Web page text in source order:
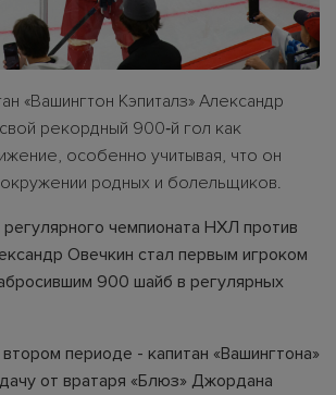
«Вашингтон Кэпиталз» Александр
рекордный 900‑й гол как
особенно учитывая, что он
окружении родных и болельщиков.
чемпионата НХЛ против
Овечкин стал первым игроком
900 шайб в регулярных
периоде - капитан «Вашингтона»
от вратаря «Блюз» Джордана